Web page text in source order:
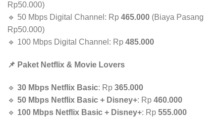
Rp50.000)
🔹 50 Mbps Digital Channel: Rp 465.000 (Biaya Pasang
Rp50.000)
🔹 100 Mbps Digital Channel: Rp 485.000
📌 Paket Netflix & Movie Lovers
🔹 30 Mbps Netflix Basic: Rp 365.000
🔹 50 Mbps Netflix Basic + Disney+: Rp 460.000
🔹 100 Mbps Netflix Basic + Disney+: Rp 555.000